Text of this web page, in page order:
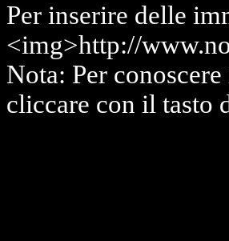
Per inserire delle
<img>http://
Nota: Per
cliccare con il tasto